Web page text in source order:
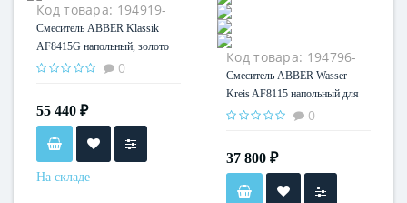
Код товара: 194919-
35
Смеситель ABBER Klassik
AF8415G напольный, золото
0
55 440 ₽
На складе
Код товара: 194796-
35
Смеситель ABBER Wasser
Kreis AF8115 напольный для
ванны, хром
0
37 800 ₽